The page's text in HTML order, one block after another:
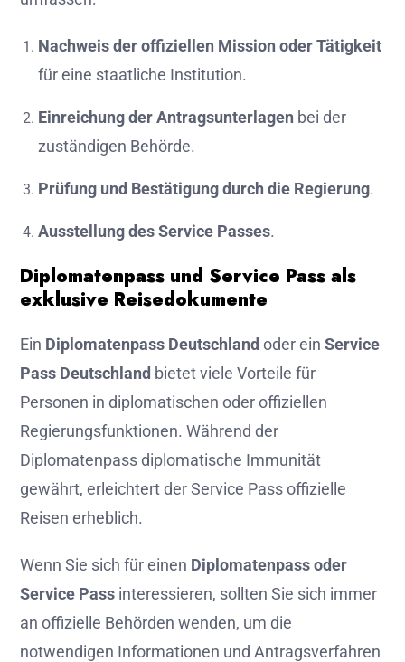
Nachweis der offiziellen Mission oder Tätigkeit
für eine staatliche Institution.
Einreichung der Antragsunterlagen bei der
zuständigen Behörde.
Prüfung und Bestätigung durch die Regierung.
Ausstellung des Service Passes.
Diplomatenpass und Service Pass als
exklusive Reisedokumente
Ein Diplomatenpass Deutschland oder ein Service
Pass Deutschland bietet viele Vorteile für
Personen in diplomatischen oder offiziellen
Regierungsfunktionen. Während der
Diplomatenpass diplomatische Immunität
gewährt, erleichtert der Service Pass offizielle
Reisen erheblich.
Wenn Sie sich für einen Diplomatenpass oder
Service Pass interessieren, sollten Sie sich immer
an offizielle Behörden wenden, um die
notwendigen Informationen und Antragsverfahren